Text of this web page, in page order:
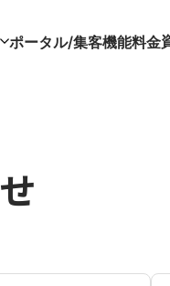
ポータル/集客機能料金